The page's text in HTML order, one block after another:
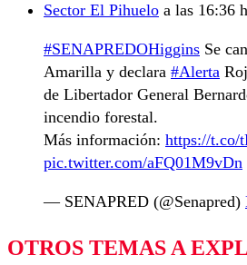
Sector El Pihuelo a las 16:36
#SENAPREDOHiggins Se
Amarilla y declara #Alerta
de Libertador General
incendio forestal.
Más información: https://t.co/
pic.twitter.com/aFQ01M9vDn
— SENAPRED (@Senapred)
OTROS TEMAS A